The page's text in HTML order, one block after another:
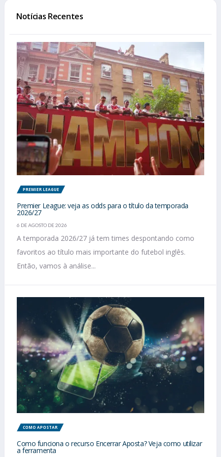
Notícias Recentes
PREMIER LEAGUE
Premier League: veja as odds para o título da temporada
2026/27
6 DE AGOSTO DE 2026
A temporada 2026/27 já tem times despontando como
favoritos ao título mais importante do futebol inglês.
Então, vamos à análise...
COMO APOSTAR
Como funciona o recurso Encerrar Aposta? Veja como utilizar
a ferramenta